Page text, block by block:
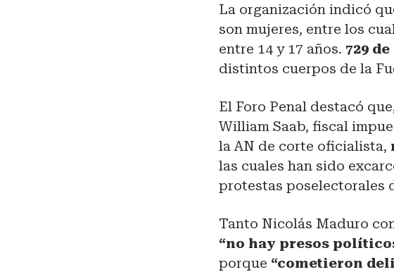
La organización indicó
son mujeres, entre los
entre 14 y 17 años. 729
distintos cuerpos de la
El Foro Penal destacó
William Saab, fiscal
la AN de corte oficialista,
las cuales han sido
protestas poselectorales
Tanto Nicolás Maduro
“no hay presos
porque “cometieron